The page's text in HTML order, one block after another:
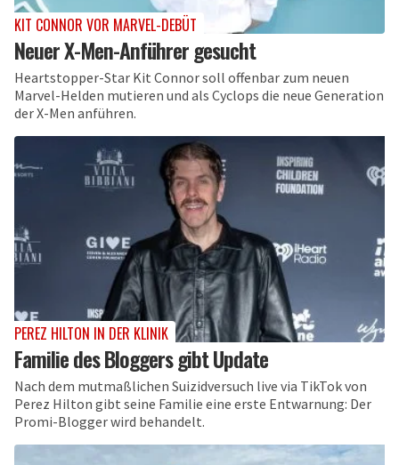
KIT CONNOR VOR MARVEL-DEBÜT
Neuer X-Men-Anführer gesucht
Heartstopper-Star Kit Connor soll offenbar zum neuen
Marvel-Helden mutieren und als Cyclops die neue Generation
der X-Men anführen.
PEREZ HILTON IN DER KLINIK
Familie des Bloggers gibt Update
Nach dem mutmaßlichen Suizidversuch live via TikTok von
Perez Hilton gibt seine Familie eine erste Entwarnung: Der
Promi-Blogger wird behandelt.